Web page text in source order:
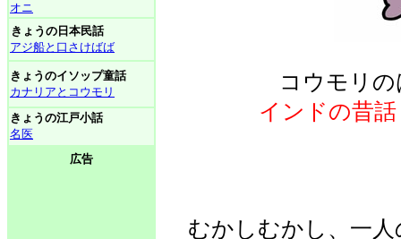
オニ
きょうの日本民話
アジ船と口さけばば
きょうのイソップ童話
カナリアとコウモリ
きょうの江戸小話
名医
広告
コウモリ
インドの昔話
むかしむかし、一人